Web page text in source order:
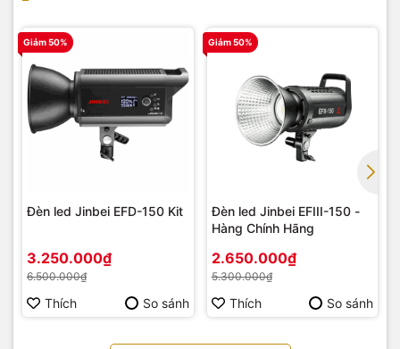
Giảm 50%
Đèn led Jinbei EFD-150 Kit
3.250.000₫
6.500.000₫
Thích So sánh
Giảm 50%
Đèn led Jinbei EFIII-150 -
Hàng Chính Hãng
2.650.000₫
5.300.000₫
Thích So sánh